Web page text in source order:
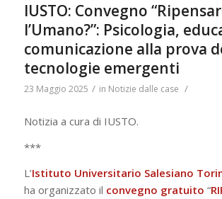
IUSTO: Convegno
l’Umano?”: Psicologia,
comunicazione alla prova
tecnologie emergenti
23 Maggio 2025 / in Notizie dalle case /
Notizia a cura di IUSTO.
***
L’Istituto Universitario Salesiano
ha organizzato il convegno gratuito “